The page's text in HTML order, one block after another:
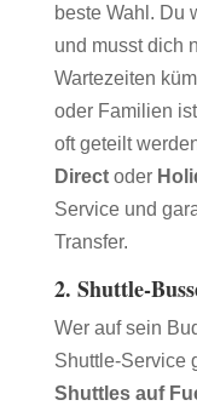
beste Wahl. Du
und musst dich
Wartezeiten
oder Familien
oft geteilt
Directoder
Service und
Transfer.
2. Shuttle-
Wer auf sein
Shuttle-Service
Shuttles auf